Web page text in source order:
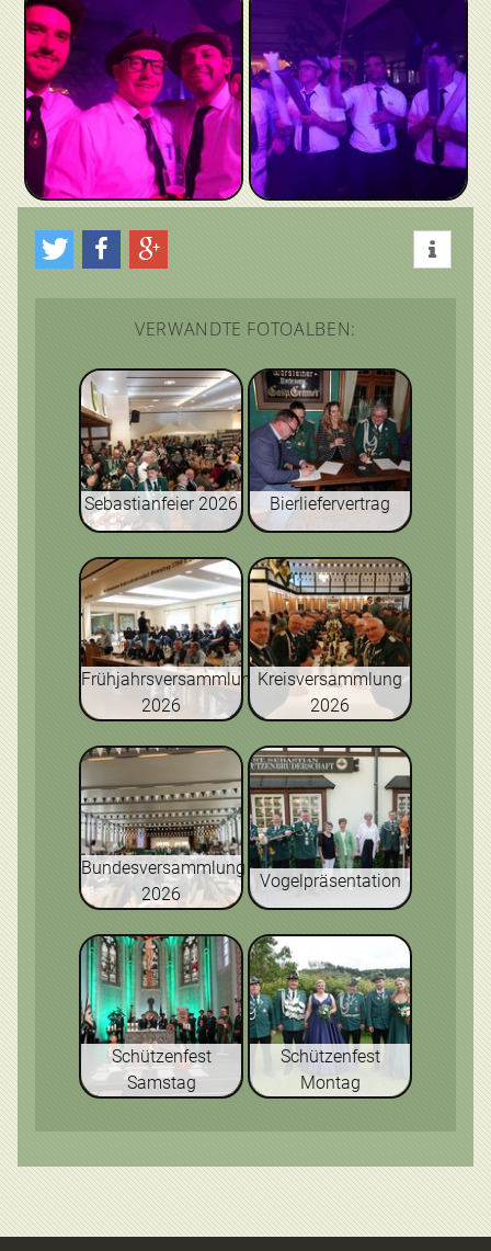
VERWANDTE FOTOALBEN:
Sebastianfeier 2026 Bierliefervertrag
Frühjahrsversammlung
2026
Kreisversammlung
2026
Bundesversammlung
2026
Vogelpräsentation
Schützenfest
Samstag
Schützenfest
Montag